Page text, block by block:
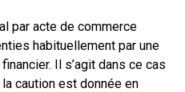
par acte de commerce
habituellement par une
Il s’agit dans ce cas
caution est donnée en